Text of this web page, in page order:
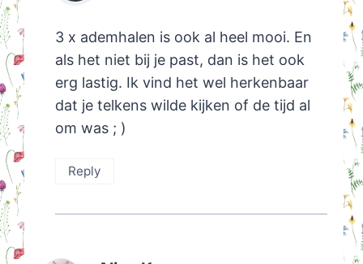
3 x ademhalen is ook al heel mooi. En
als het niet bij je past, dan is het ook
erg lastig. Ik vind het wel herkenbaar
dat je telkens wilde kijken of de tijd al
om was ; )
Reply